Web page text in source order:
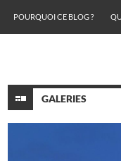
POURQUOI CE BLOG ?
GALERIES